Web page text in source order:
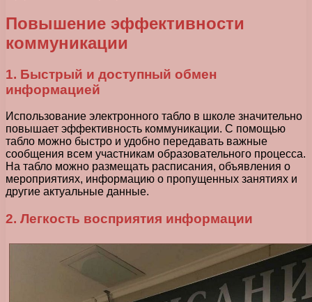
Повышение эффективности
коммуникации
1. Быстрый и доступный обмен
информацией
Использование электронного табло в школе значительно
повышает эффективность коммуникации. С помощью
табло можно быстро и удобно передавать важные
сообщения всем участникам образовательного процесса.
На табло можно размещать расписания, объявления о
мероприятиях, информацию о пропущенных занятиях и
другие актуальные данные.
2. Легкость восприятия информации